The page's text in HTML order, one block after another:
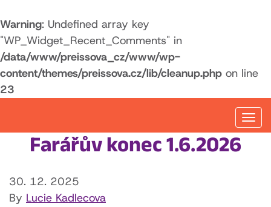
Warning: Undefined array key
"WP_Widget_Recent_Comments" in
/data/www/preissova_cz/www/wp-
content/themes/preissova.cz/lib/cleanup.php on line
23
Farářův konec 1.6.2026
30. 12. 2025
By Lucie Kadlecova